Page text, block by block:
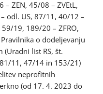
– ZEN, 45/08 – ZVEtL,
odl. US, 87/11, 40/12 –
19, 189/20 – ZFRO,
o dodeljevanju
list RS, št.
11, 47/14 in 153/21)
neprofitnih
(od 17. 4. 2023 do